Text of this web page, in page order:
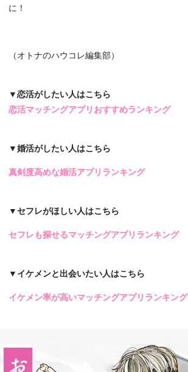
に！
（オトナのハウコレ編集部）
▼恋活がしたい人はこちら
恋活マッチングアプリおすすめランキング
▼婚活がしたい人はこちら
真剣度高めな婚活アプリランキング
▼セフレがほしい人はこちら
セフレも探せるマッチングアプリランキング
▼イケメンと出会いたい人はこちら
イケメン率が高いマッチングアプリランキング